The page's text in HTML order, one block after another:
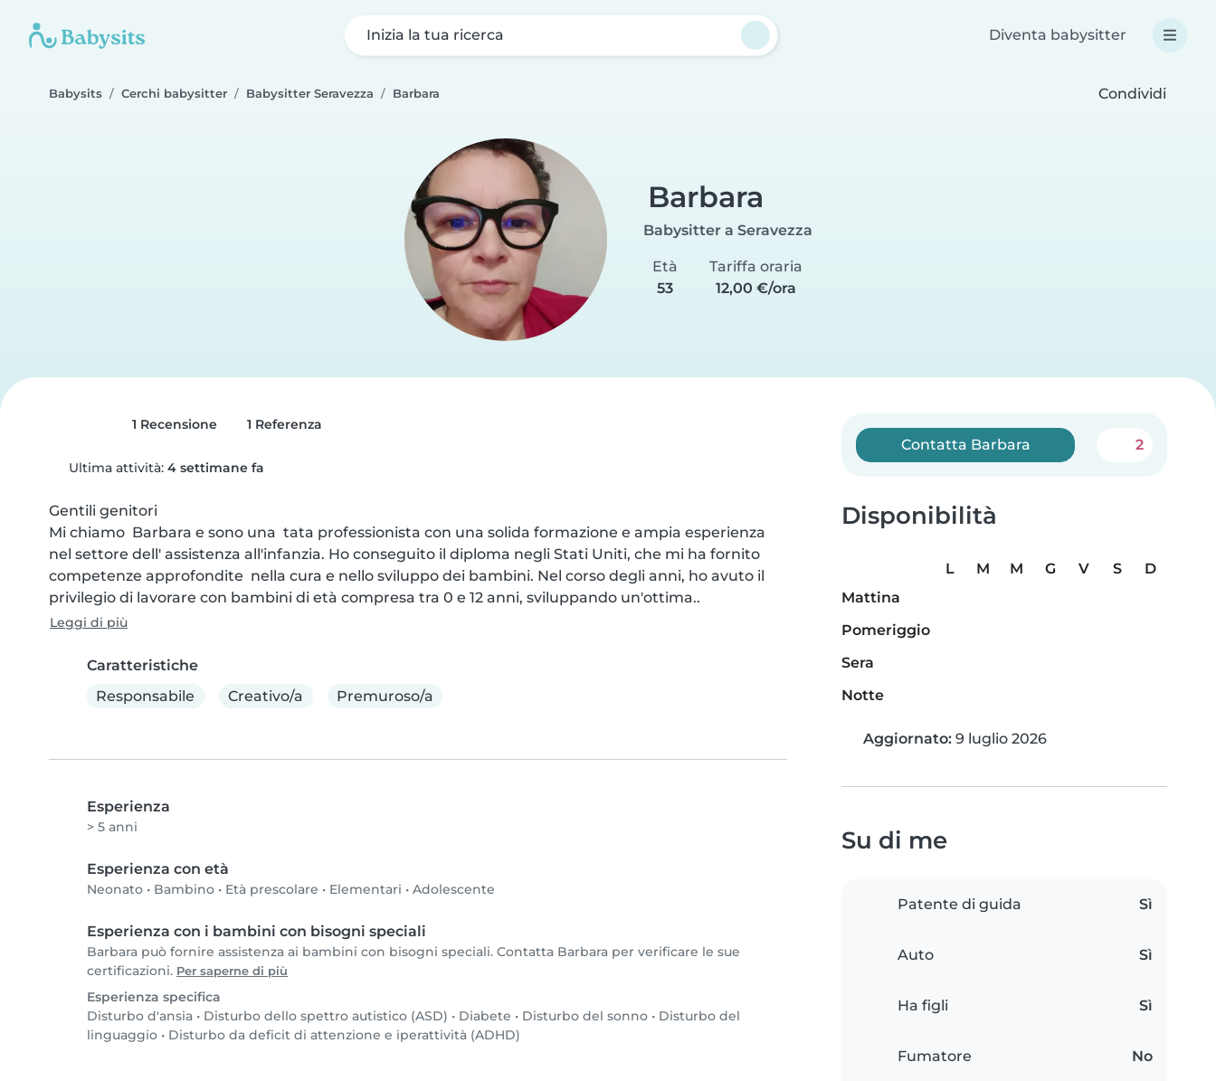
Inizia la tua ricerca Diventa babysitter
Babysits Cerchi babysitter Babysitter Seravezza Barbara Condividi
Barbara
Babysitter a Seravezza
Età
53
Tariffa oraria
12,00 €/ora
1 Recensione 1 Referenza
Ultima attività: 4 settimane fa
Gentili genitori
Mi chiamo  Barbara e sono una  tata professionista con una solida formazione e ampia esperienza
nel settore dell' assistenza all'infanzia. Ho conseguito il diploma negli Stati Uniti, che mi ha fornito
competenze approfondite  nella cura e nello sviluppo dei bambini. Nel corso degli anni, ho avuto il
privilegio di lavorare con bambini di età compresa tra 0 e 12 anni, sviluppando un'ottima..
Leggi di più
Caratteristiche
Responsabile
Creativo/a Premuroso/a
Esperienza
> 5 anni
Esperienza con età
Neonato • Bambino • Età prescolare • Elementari • Adolescente
Esperienza con i bambini con bisogni speciali
Barbara può fornire assistenza ai bambini con bisogni speciali. Contatta Barbara per verificare le sue
certificazioni. Per saperne di più
Esperienza specifica
Disturbo d'ansia • Disturbo dello spettro autistico (ASD) • Diabete • Disturbo del sonno • Disturbo del
linguaggio • Disturbo da deficit di attenzione e iperattività (ADHD)
Contatta Barbara 2
Disponibilità
L M M G V S
D
Mattina
Pomeriggio
Sera
Notte
Aggiornato: 9 luglio 2026
Su di me
Patente di guida Sì
Auto Sì
Ha figli Sì
Fumatore No